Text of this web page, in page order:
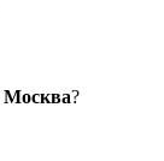
Москва?